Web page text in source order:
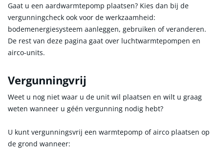
Gaat u een aardwarmtepomp plaatsen? Kies dan bij de
vergunningcheck ook voor de werkzaamheid:
bodemenergiesysteem aanleggen, gebruiken of veranderen.
De rest van deze pagina gaat over luchtwarmtepompen en
airco-units.
Vergunningvrij
Weet u nog niet waar u de unit wil plaatsen en wilt u graag
weten wanneer u géén vergunning nodig hebt?
U kunt vergunningsvrij een warmtepomp of airco plaatsen op
de grond wanneer: